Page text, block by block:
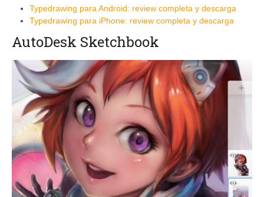
Typedrawing para Android: review completa y descarga
Typedrawing para iPhone: review completa y descarga
AutoDesk Sketchbook